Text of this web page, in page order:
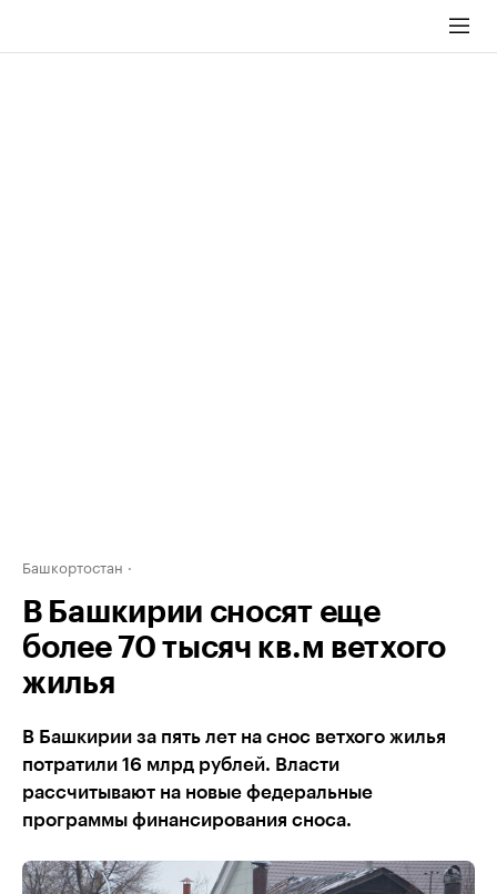
Башкортостан
В Башкирии сносят еще
более 70 тысяч кв.м ветхого
жилья
В Башкирии за пять лет на снос ветхого жилья
потратили 16 млрд рублей. Власти
рассчитывают на новые федеральные
программы финансирования сноса.